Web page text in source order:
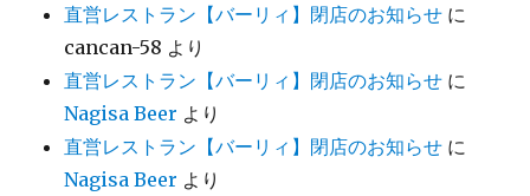
直営レストラン【バーリィ】閉店のお知らせ に
cancan-58 より
直営レストラン【バーリィ】閉店のお知らせ に
Nagisa Beer より
直営レストラン【バーリィ】閉店のお知らせ に
Nagisa Beer より